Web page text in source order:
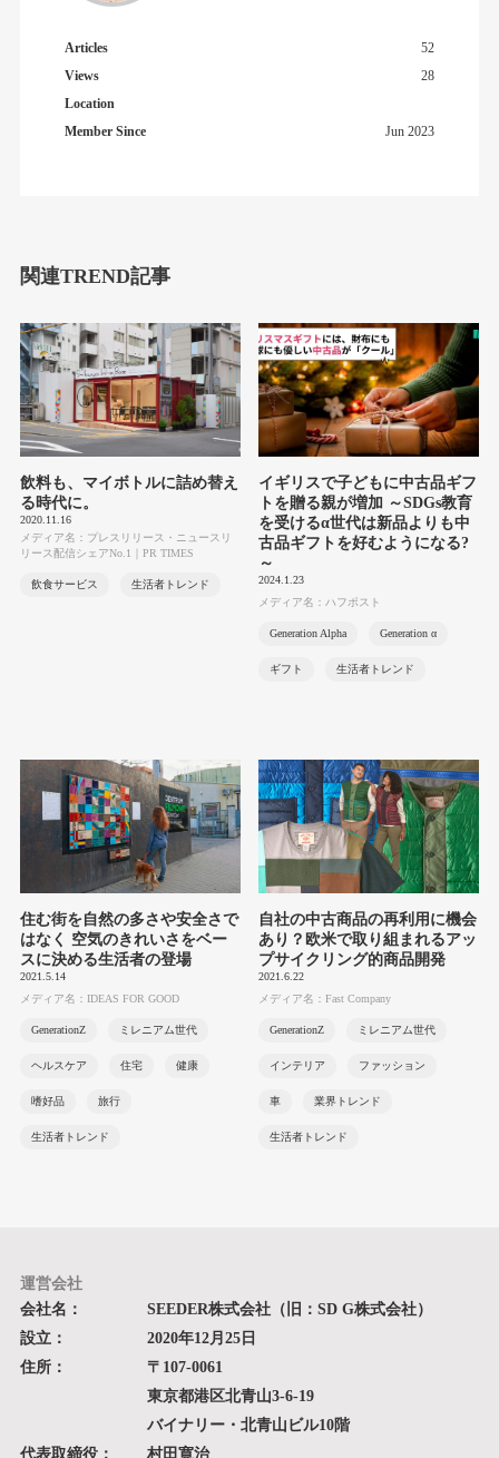
Articles
52
Views
28
Location
Member Since
Jun 2023
関連TREND記事
飲料も、マイボトルに詰め替え
る時代に。
2020.11.16
メディア名：プレスリリース・ニュースリ
リース配信シェアNo.1｜PR TIMES
飲食サービス 生活者トレンド
イギリスで子どもに中古品ギフ
トを贈る親が増加 ～SDGs教育
を受けるα世代は新品よりも中
古品ギフトを好むようになる?
～
2024.1.23
メディア名：ハフポスト
Generation Alpha Generation α
ギフト 生活者トレンド
住む街を自然の多さや安全さで
はなく 空気のきれいさをベー
スに決める生活者の登場
2021.5.14
メディア名：IDEAS FOR GOOD
GenerationZ ミレニアム世代
ヘルスケア 住宅 健康
嗜好品 旅行
生活者トレンド
自社の中古商品の再利用に機会
あり？欧米で取り組まれるアッ
プサイクリング的商品開発
2021.6.22
メディア名：Fast Company
GenerationZ ミレニアム世代
インテリア ファッション
車 業界トレンド
生活者トレンド
運営会社
会社名：
SEEDER株式会社（旧：SD G株式会社）
設立：
2020年12月25日
住所：
〒107-0061
東京都港区北青山3-6-19
バイナリー・北青山ビル10階
代表取締役：
村田寛治